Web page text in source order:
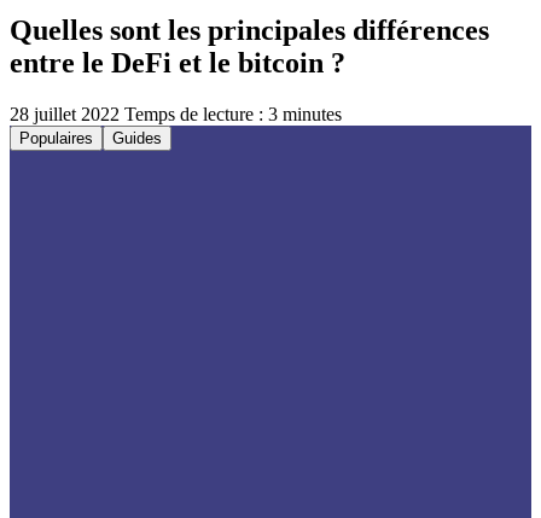
Quelles sont les principales différences
entre le DeFi et le bitcoin ?
28 juillet 2022 Temps de lecture : 3 minutes
Populaires Guides